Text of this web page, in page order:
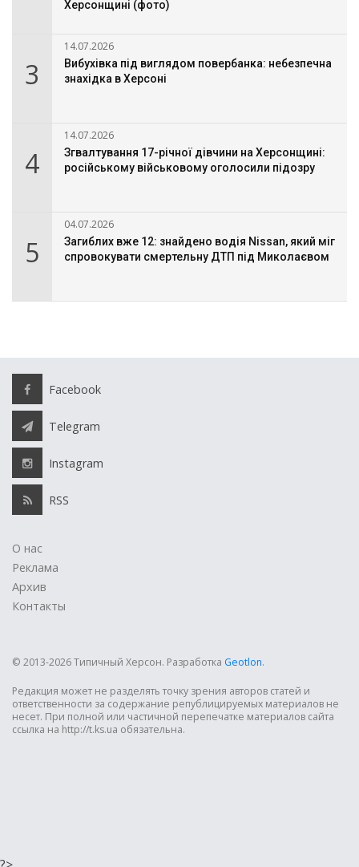
Херсонщині (фото)
3
14.07.2026
Вибухівка під виглядом повербанка: небезпечна
знахідка в Херсоні
4
14.07.2026
Згвалтування 17-річної дівчини на Херсонщині:
російському військовому оголосили підозру
5
04.07.2026
Загиблих вже 12: знайдено водія Nissan, який міг
спровокувати смертельну ДТП під Миколаєвом
Facebook
Telegram
Instagram
RSS
О нас
Реклама
Архив
Контакты
© 2013-2026 Типичный Херсон. Разработка Geotlon.
Редакция может не разделять точку зрения авторов статей и
ответственности за содержание републицируемых материалов не
несет. При полной или частичной перепечатке материалов сайта
ссылка на http://t.ks.ua обязательна.